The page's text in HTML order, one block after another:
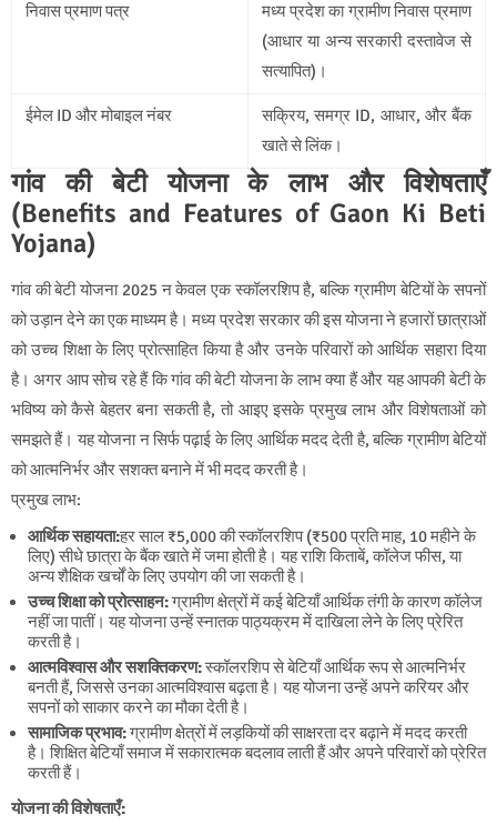
निवास प्रमाण पत्र
मध्य प्रदेश का ग्रामीण निवास प्रमाण
(आधार या अन्य सरकारी दस्तावेज से
सत्यापित)।
ईमेल ID और मोबाइल नंबर
सक्रिय, समग्र ID, आधार, और बैंक
खाते से लिंक।
गांव की बेटी योजना के लाभ और विशेषताएँ
(Benefits and Features of Gaon Ki Beti
Yojana)
गांव की बेटी योजना 2025 न केवल एक स्कॉलरशिप है, बल्कि ग्रामीण बेटियों के सपनों
को उड़ान देने का एक माध्यम है। मध्य प्रदेश सरकार की इस योजना ने हजारों छात्राओं
को उच्च शिक्षा के लिए प्रोत्साहित किया है और उनके परिवारों को आर्थिक सहारा दिया
है। अगर आप सोच रहे हैं किगांव की बेटी योजना के लाभक्या हैं और यह आपकी बेटी के
भविष्य को कैसे बेहतर बना सकती है, तो आइए इसके प्रमुख लाभ और विशेषताओं को
समझते हैं। यह योजना न सिर्फ पढ़ाई के लिए आर्थिक मदद देती है, बल्कि ग्रामीण बेटियों
को आत्मनिर्भर और सशक्त बनाने में भी मदद करती है।
प्रमुख लाभ:
आर्थिक सहायता:हर साल₹5,000की स्कॉलरशिप (₹500 प्रति माह, 10 महीने के
लिए) सीधे छात्रा के बैंक खाते में जमा होती है।यह राशि किताबें, कॉलेज फीस, या
अन्य शैक्षिक खर्चों के लिए उपयोग की जा सकती है।
उच्च शिक्षा को प्रोत्साहन:ग्रामीण क्षेत्रों में कई बेटियाँ आर्थिक तंगी के कारण कॉलेज
नहीं जा पातीं। यह योजना उन्हें स्नातक पाठ्यक्रम में दाखिला लेने के लिए प्रेरित
करती है।
आत्मविश्वास और सशक्तिकरण:स्कॉलरशिप से बेटियाँ आर्थिक रूप से आत्मनिर्भर
बनती हैं, जिससे उनका आत्मविश्वास बढ़ता है। यह योजना उन्हें अपने करियर और
सपनों को साकार करने का मौका देती है।
सामाजिक प्रभाव:ग्रामीण क्षेत्रों में लड़कियों की साक्षरता दर बढ़ाने में मदद करती
है। शिक्षित बेटियाँ समाज में सकारात्मक बदलाव लाती हैं और अपने परिवारों को प्रेरित
करती हैं।
योजना की विशेषताएँ: